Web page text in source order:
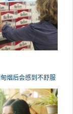
烟后会感到不舒服